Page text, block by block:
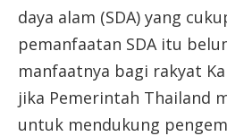
daya alam (SDA) yang
pemanfaatan SDA itu
manfaatnya bagi rakyat
jika Pemerintah Thailand
untuk mendukung